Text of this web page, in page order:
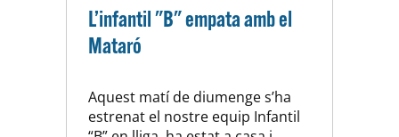
L’infantil "B" empata amb el
Mataró
Aquest matí de diumenge s’ha
estrenat el nostre equip Infantil